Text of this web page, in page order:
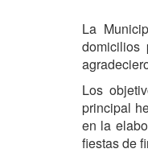
La
domicilios
Los
principal
en la
fiestas de